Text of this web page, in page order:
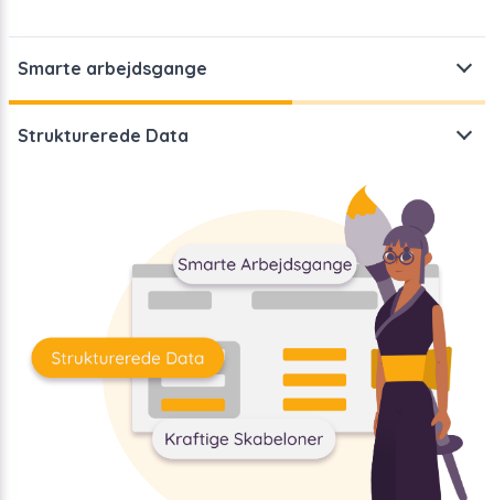
Smarte arbejdsgange
enkelhed.
Strukturerede Data